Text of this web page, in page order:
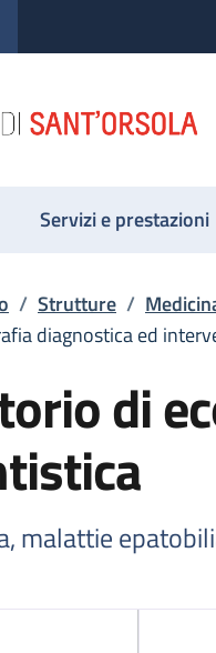
Servizi e prestazioni
pane
/ Strutture /
diagnostica ed
di
malattie